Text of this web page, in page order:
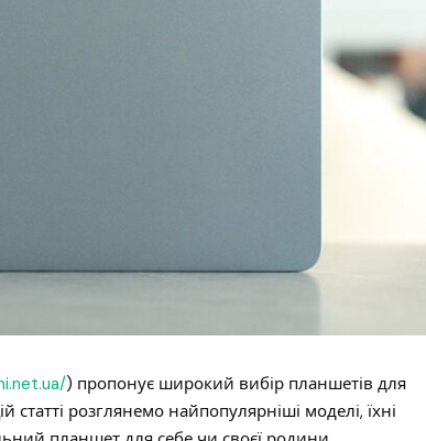
) пропонує широкий вибір планшетів для
розглянемо найпопулярніші моделі, їхні